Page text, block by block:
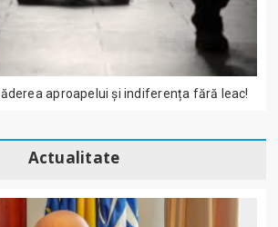
aproapelui și indiferența fără leac!
Actualitate